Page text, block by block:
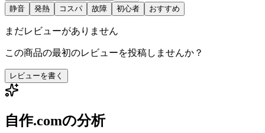
静音
発熱 コスパ 故障 初心者 おすすめ
まだレビューがありません
この商品の最初のレビューを投稿しませんか？
レビューを書く
自作.comの分析